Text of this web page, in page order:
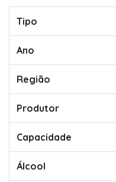
Tipo
Ano
Região
Produtor
Capacidade
Álcool